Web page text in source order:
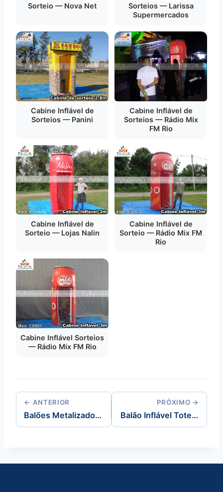
Sorteio — Nova Net
Sorteios — Larissa
Supermercados
Cabine Inflável de
Sorteios — Panini
Cabine Inflável de
Sorteios — Rádio Mix
FM Rio
Cabine Inflável de
Sorteio — Lojas Nalin
Cabine Inflável de
Sorteio — Rádio Mix FM
Rio
Cabine Inflável Sorteios
— Rádio Mix FM Rio
← ANTERIOR
Balões Metalizados Personalizados
PRÓXIMO →
Balão Inflável Totem Ball